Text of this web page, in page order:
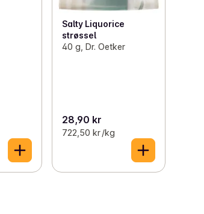
Salty Liquorice
strøssel
40 g, Dr. Oetker
28,90 kr
722,50 kr /kg